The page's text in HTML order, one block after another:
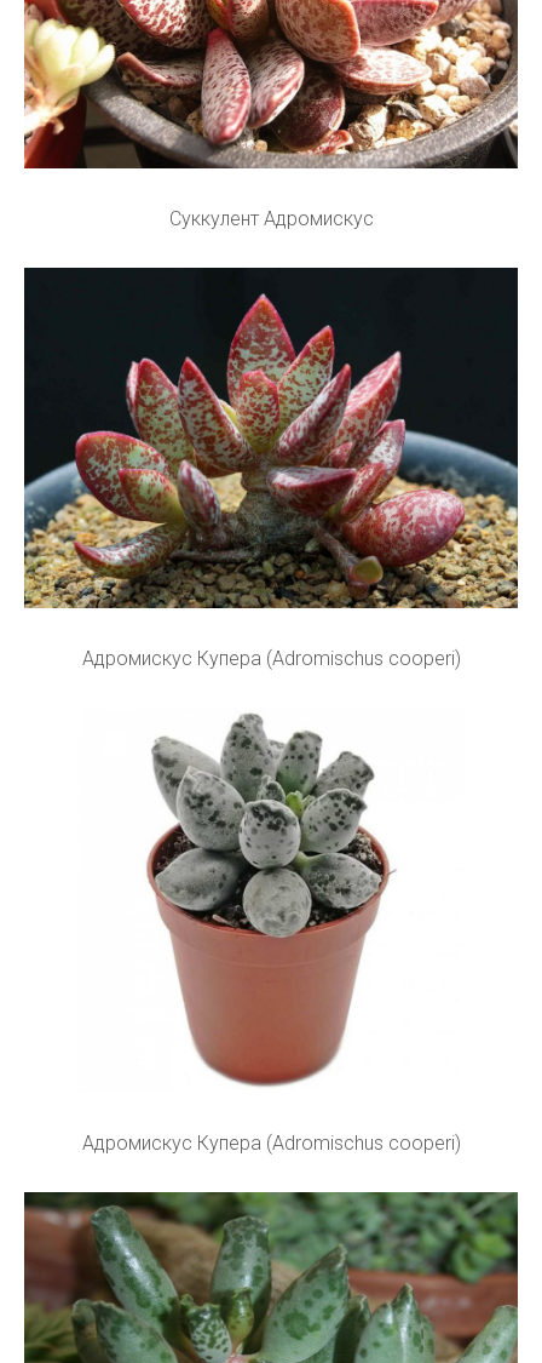
Суккулент Адромискус
Адромискус Купера (Adromischus cooperi)
Адромискус Купера (Adromischus cooperi)